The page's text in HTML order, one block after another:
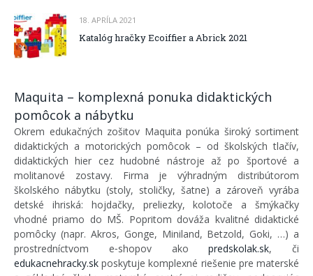
18. APRÍLA 2021
Katalóg hračky Ecoiffier a Abrick 2021
Maquita – komplexná ponuka didaktických
pomôcok a nábytku
Okrem edukačných zošitov Maquita ponúka široký sortiment
didaktických a motorických pomôcok – od školských tlačív,
didaktických hier cez hudobné nástroje až po športové a
molitanové zostavy. Firma je výhradným distribútorom
školského nábytku (stoly, stoličky, šatne) a zároveň vyrába
detské ihriská: hojdačky, preliezky, kolotoče a šmýkačky
vhodné priamo do MŠ. Popritom dováža kvalitné didaktické
pomôcky (napr. Akros, Gonge, Miniland, Betzold, Goki, …) a
prostredníctvom e‑shopov akopredskolak.sk, či
edukacnehracky.sk poskytuje komplexné riešenie pre materské